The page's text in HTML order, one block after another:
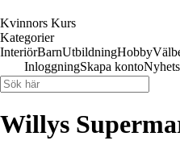
Kvinnors Kurs
Kategorier
InteriörBarnUtbildningHobby
InloggningSkapa konto
Willys